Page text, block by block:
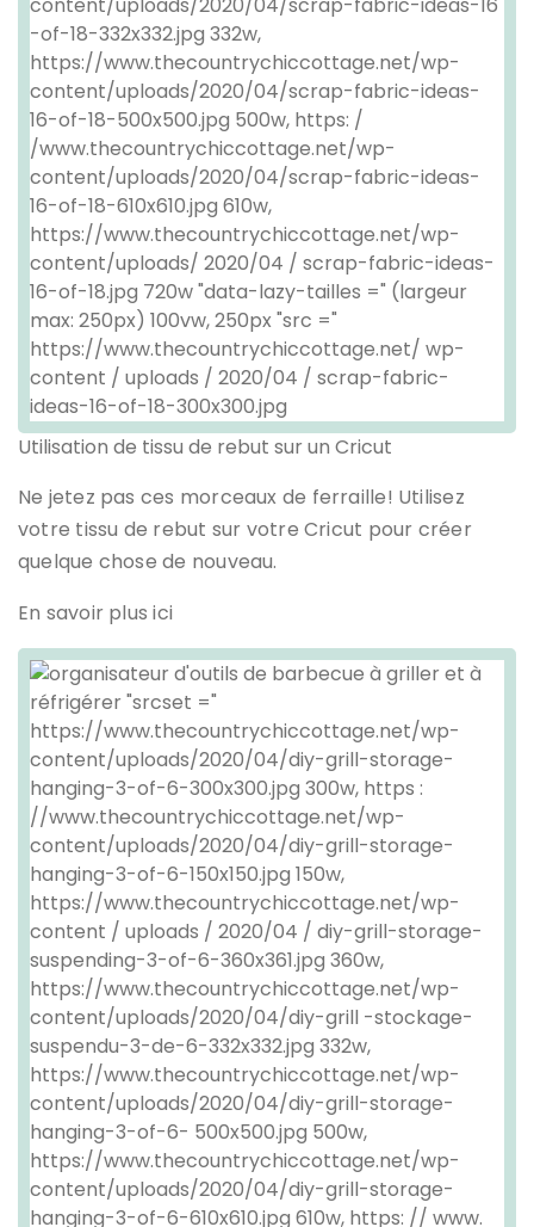
Utilisation de tissu de rebut sur un Cricut
Ne jetez pas ces morceaux de ferraille! Utilisez
votre tissu de rebut sur votre Cricut pour créer
quelque chose de nouveau.
En savoir plus ici